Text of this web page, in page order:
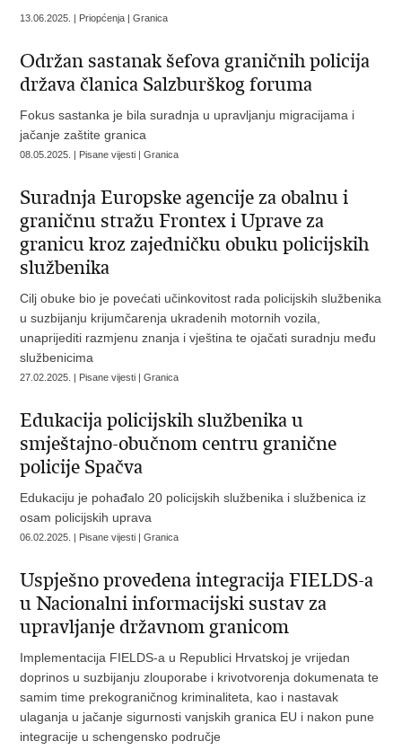
13.06.2025. | Priopćenja | Granica
Održan sastanak šefova graničnih policija
država članica Salzburškog foruma
Fokus sastanka je bila suradnja u upravljanju migracijama i
jačanje zaštite granica
08.05.2025. | Pisane vijesti | Granica
Suradnja Europske agencije za obalnu i
graničnu stražu Frontex i Uprave za
granicu kroz zajedničku obuku policijskih
službenika
Cilj obuke bio je povećati učinkovitost rada policijskih službenika
u suzbijanju krijumčarenja ukradenih motornih vozila,
unaprijediti razmjenu znanja i vještina te ojačati suradnju među
službenicima
27.02.2025. | Pisane vijesti | Granica
Edukacija policijskih službenika u
smještajno-obučnom centru granične
policije Spačva
Edukaciju je pohađalo 20 policijskih službenika i službenica iz
osam policijskih uprava
06.02.2025. | Pisane vijesti | Granica
Uspješno provedena integracija FIELDS-a
u Nacionalni informacijski sustav za
upravljanje državnom granicom
Implementacija FIELDS-a u Republici Hrvatskoj je vrijedan
doprinos u suzbijanju zlouporabe i krivotvorenja dokumenata te
samim time prekograničnog kriminaliteta, kao i nastavak
ulaganja u jačanje sigurnosti vanjskih granica EU i nakon pune
integracije u schengensko područje